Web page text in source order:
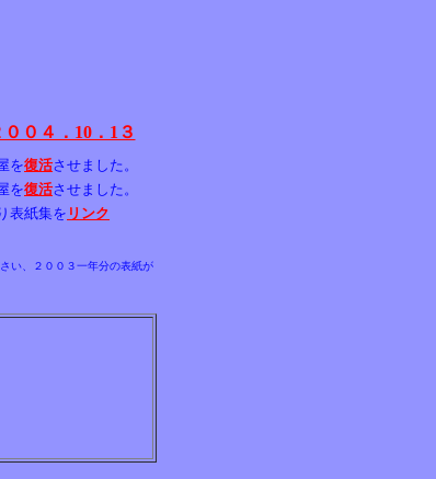
００４．10．1３
を復活させました。
を復活させました。
表紙集を リンク
い、２００３一年分の表紙が